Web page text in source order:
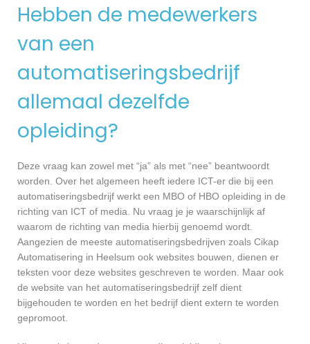
Hebben de medewerkers
van een
automatiseringsbedrijf
allemaal dezelfde
opleiding?
Deze vraag kan zowel met “ja” als met “nee” beantwoordt
worden. Over het algemeen heeft iedere ICT-er die bij een
automatiseringsbedrijf werkt een MBO of HBO opleiding in de
richting van ICT of media. Nu vraag je je waarschijnlijk af
waarom de richting van media hierbij genoemd wordt.
Aangezien de meeste automatiseringsbedrijven zoals Cikap
Automatisering in Heelsum ook websites bouwen, dienen er
teksten voor deze websites geschreven te worden. Maar ook
de website van het automatiseringsbedrijf zelf dient
bijgehouden te worden en het bedrijf dient extern te worden
gepromoot.